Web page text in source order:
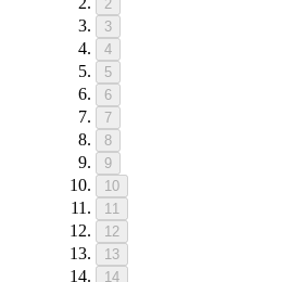
2
3
4
5
6
7
8
9
10
11
12
13
14